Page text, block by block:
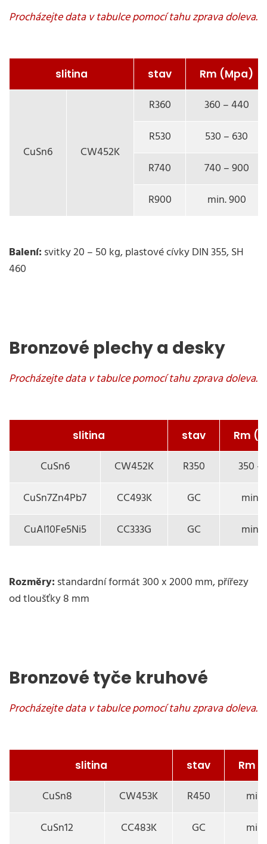
slitina stav Rm (Mpa)
CuSn6 CW452K
R360
360 – 440
R530
530 – 630
R740
740 – 900
R900
min. 900
Balení: svitky 20 – 50 kg, plastové cívky DIN 355, SH
460
Bronzové plechy a desky
slitina stav Rm
CuSn6 CW452K R350
350 –
CuSn7Zn4Pb7
CC493K GC
min.
CuAl10Fe5Ni5
CC333G GC min.
Rozměry: standardní formát 300 x 2000 mm, přířezy
od tloušťky 8 mm
Bronzové tyče kruhové
slitina stav Rm
CuSn8 CW453K R450
CuSn12
CC483K GC